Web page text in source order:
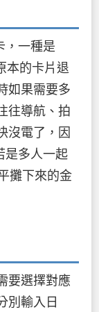
，一種是
本的卡片退
如果需要多
往導航、拍
沒電了，因
是多人一起
攤下來的金
要選擇對應
別輸入日